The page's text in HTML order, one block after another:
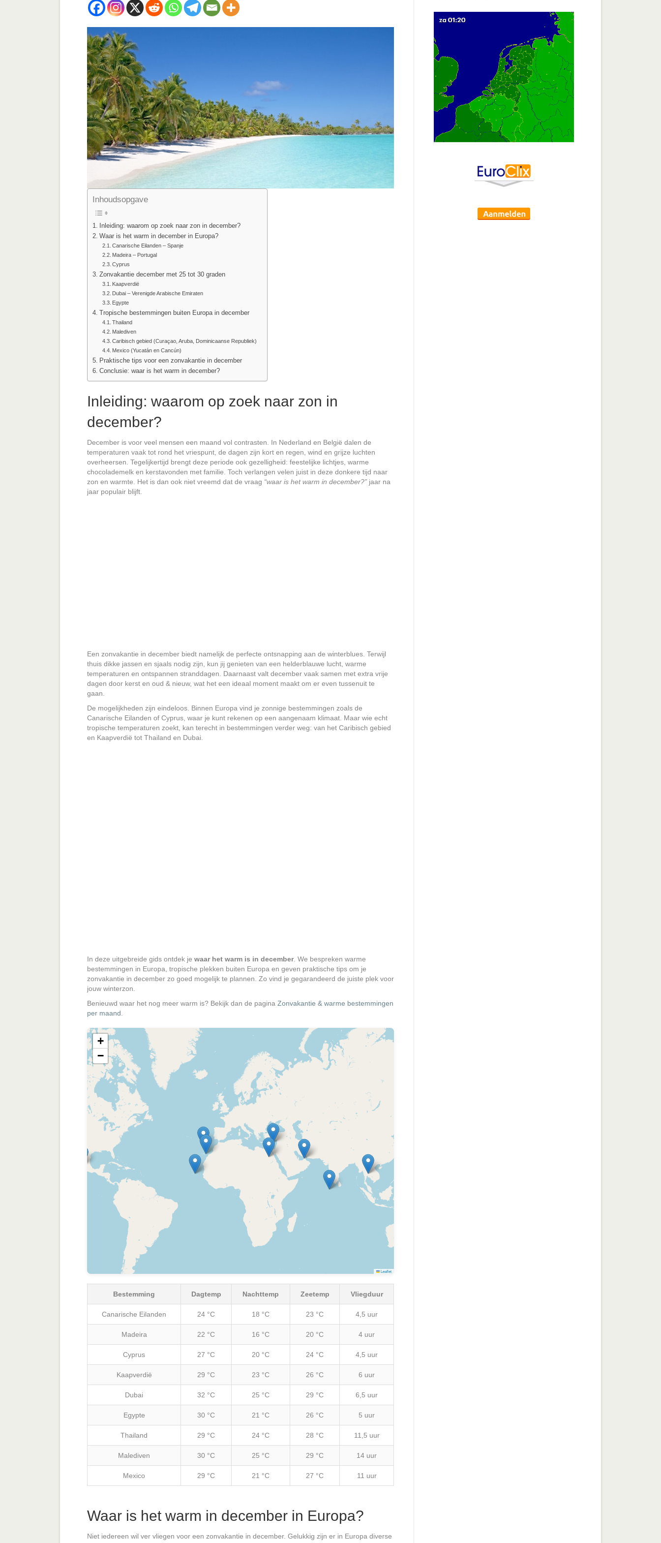
Inhoudsopgave
Inleiding: waarom op zoek naar zon in december?
Waar is het warm in december in Europa?
Canarische Eilanden – Spanje
Madeira – Portugal
Cyprus
Zonvakantie december met 25 tot 30 graden
Kaapverdië
Dubai – Verenigde Arabische Emiraten
Egypte
Tropische bestemmingen buiten Europa in december
Thailand
Malediven
Caribisch gebied (Curaçao, Aruba, Dominicaanse Republiek)
Mexico (Yucatán en Cancún)
Praktische tips voor een zonvakantie in december
Conclusie: waar is het warm in december?
Inleiding: waarom op zoek naar zon in
december?
December is voor veel mensen een maand vol contrasten. In Nederland en België dalen de
temperaturen vaak tot rond het vriespunt, de dagen zijn kort en regen, wind en grijze luchten
overheersen. Tegelijkertijd brengt deze periode ook gezelligheid: feestelijke lichtjes, warme
chocolademelk en kerstavonden met familie. Toch verlangen velen juist in deze donkere tijd naar
zon en warmte. Het is dan ook niet vreemd dat de vraag “waar is het warm in december?” jaar na
jaar populair blijft.
Een zonvakantie in december biedt namelijk de perfecte ontsnapping aan de winterblues. Terwijl
thuis dikke jassen en sjaals nodig zijn, kun jij genieten van een helderblauwe lucht, warme
temperaturen en ontspannen stranddagen. Daarnaast valt december vaak samen met extra vrije
dagen door kerst en oud & nieuw, wat het een ideaal moment maakt om er even tussenuit te
gaan.
De mogelijkheden zijn eindeloos. Binnen Europa vind je zonnige bestemmingen zoals de
Canarische Eilanden of Cyprus, waar je kunt rekenen op een aangenaam klimaat. Maar wie echt
tropische temperaturen zoekt, kan terecht in bestemmingen verder weg: van het Caribisch gebied
en Kaapverdië tot Thailand en Dubai.
In deze uitgebreide gids ontdek je waar het warm is in december. We bespreken warme
bestemmingen in Europa, tropische plekken buiten Europa en geven praktische tips om je
zonvakantie in december zo goed mogelijk te plannen. Zo vind je gegarandeerd de juiste plek voor
jouw winterzon.
Benieuwd waar het nog meer warm is? Bekijk dan de pagina Zonvakantie & warme bestemmingen
per maand
+
−
Leaflet
Bestemming Dagtemp Nachttemp Zeetemp Vliegduur
Canarische Eilanden 24 °C 18 °C 23 °C 4,5 uur
Madeira 22 °C 16 °C 20 °C 4 uur
Cyprus 27 °C 20 °C 24 °C 4,5 uur
Kaapverdië 29 °C 23 °C 26 °C 6 uur
Dubai 32 °C 25 °C 29 °C 6,5 uur
Egypte 30 °C 21 °C 26 °C 5 uur
Thailand 29 °C 24 °C 28 °C 11,5 uur
Malediven 30 °C 25 °C 29 °C 14 uur
Mexico 29 °C 21 °C 27 °C 11 uur
Waar is het warm in december in Europa?
Niet iedereen wil ver vliegen voor een zonvakantie in december. Gelukkig zijn er in Europa diverse